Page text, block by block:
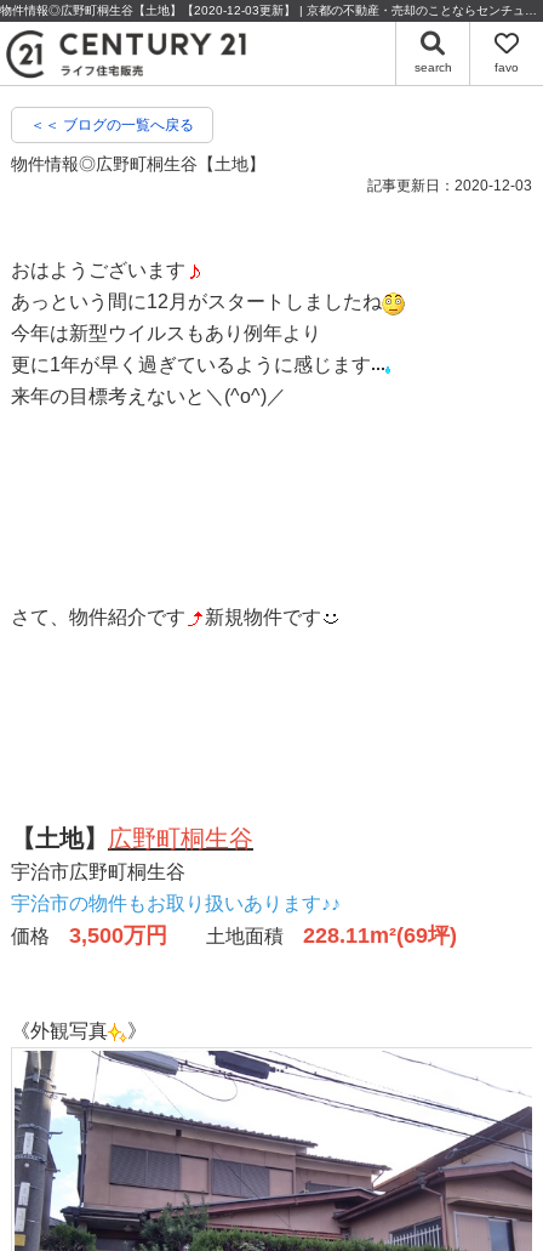
search favo
＜＜ ブログの一覧へ戻る
物件情報◎広野町桐生谷【土地】
記事更新日：2020-12-03
おはようございます
あっという間に12月がスタートしましたね
今年は新型ウイルスもあり例年より
更に1年が早く過ぎているように感じます
来年の目標考えないと＼(^o^)／
さて、物件紹介です 新規物件です
【土地】 広野町桐生谷
宇治市広野町桐生谷
宇治市の物件もお取り扱いあります♪♪
価格 3,500万円 土地面積 228.11m²(69坪)
《外観写真 》